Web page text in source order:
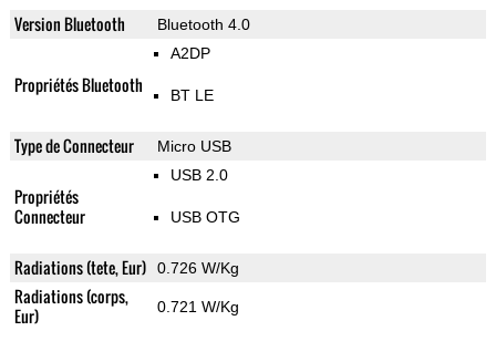
Version Bluetooth Bluetooth 4.0
Propriétés Bluetooth
A2DP
BT LE
Type de Connecteur Micro USB
Propriétés
Connecteur
USB 2.0
USB OTG
Radiations (tete, Eur) 0.726 W/Kg
Radiations (corps,
Eur)
0.721 W/Kg